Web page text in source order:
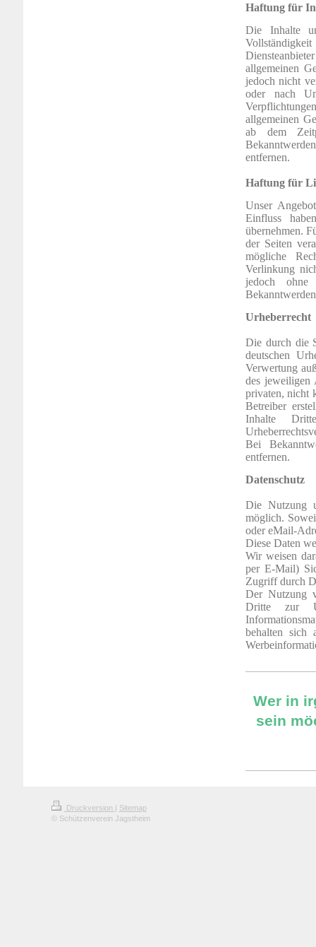
Haftung für
Die Inhalte
allgemeinen
jedoch nicht
oder nach
allgemeinen
ab dem
entfernen.
Haftung für
Unser
Einfluss
übernehmen.
der Seiten
mögliche
Verlinkung
jedoch ohne
Urheberrecht
Die durch die
deutschen
Verwertung
des jeweiligen
privaten, nicht
Betreiber
Inhalte
Bei
entfernen.
Datenschutz
Die Nutzung
möglich.
oder eMail-
Diese Daten
Wir weisen
per E-Mail)
Zugriff durch
Der Nutzung
Dritte zur
behalten sich
Wer in
sein
Druckversion | Sitemap
© Schützenverein Jagstheim